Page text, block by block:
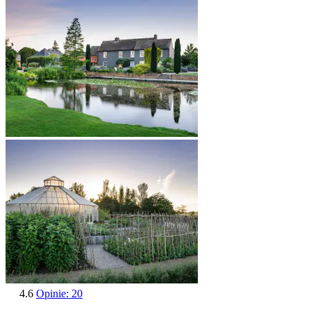
4.6 Opinie: 20